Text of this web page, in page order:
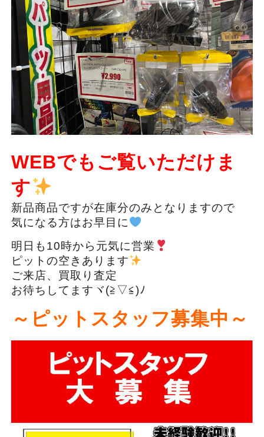
WEBでもご覧いただけま
す
新品商品ですが在庫分のみとなりますので
気になる方はお早目に
明日も10時から元気に営業
ピットの空きあります
ご来店、買取り査定
お待ちしてますヾ(≧▽≦)ﾉ
～ピットスタッフ募集中～